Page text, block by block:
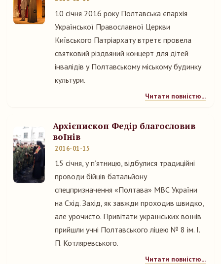
10 січня 2016 року Полтавська єпархія
Української Православної Церкви
Київського Патріархату втретє провела
святковий різдвяний концерт для дітей
інвалідів у Полтавському міському будинку
культури.
Читати повністю...
Архієпископ Федір благословив
воїнів
2016-01-15
15 січня, у п’ятницю, відбулися традиційні
проводи бійців батальйону
спецпризначення «Полтава» МВС України
на Схід. Захід, як завжди проходив швидко,
але урочисто. Привітати українських воїнів
прийшли учні Полтавського ліцею № 8 ім. І.
П. Котляревського.
Читати повністю...